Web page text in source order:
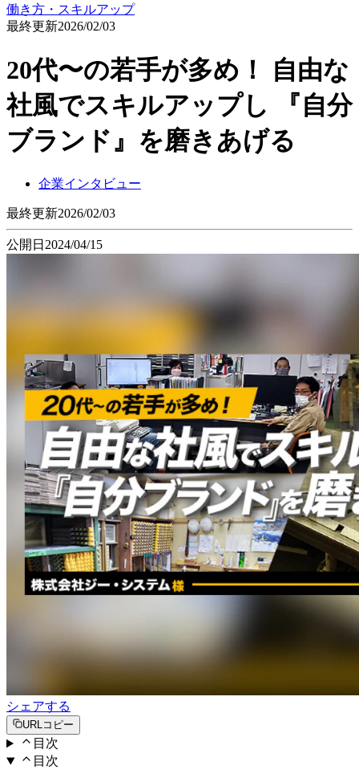
働き方・スキルアップ
最終更新2026/02/03
20代〜の若手が多め！ 自由な
社風でスキルアップし 『自分
ブランド』を磨きあげる
企業インタビュー
最終更新2026/02/03
公開日 2024/04/15
シェアする
URLコピー
目次
目次